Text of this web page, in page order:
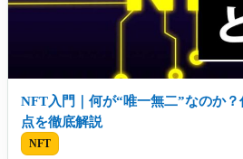
NFT入門｜何が“唯一無二”なのか
点を徹底解説
NFT